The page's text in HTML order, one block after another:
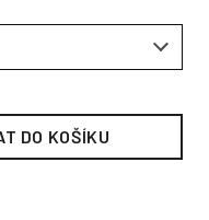
DO KOŠÍKU